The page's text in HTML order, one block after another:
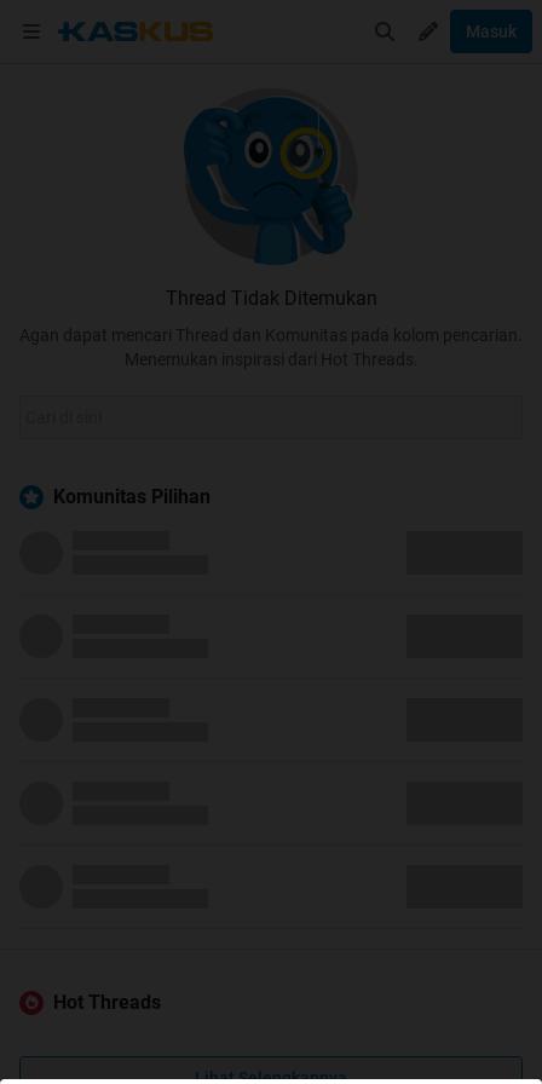
Masuk
Thread Tidak Ditemukan
Agan dapat mencari Thread dan Komunitas pada kolom pencarian.
Menemukan inspirasi dari Hot Threads.
Komunitas Pilihan
Hot Threads
Lihat Selengkapnya